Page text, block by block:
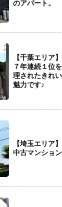
のアパート。
【千葉エリア
７年連続１位
理されたきれ
魅力です♪
【埼玉エリア
中古マンショ